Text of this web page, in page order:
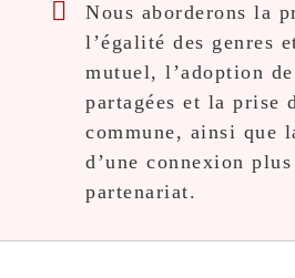
Nous aborderons la
l’égalité des genres
mutuel, l’adoption
partagées et la prise
commune, ainsi que
d’une connexion
partenariat.